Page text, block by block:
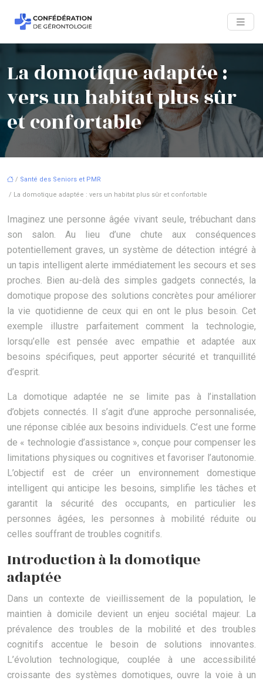
La domotique adaptée :
vers un habitat plus sûr
et confortable
/ Santé des Seniors et PMR
/ La domotique adaptée : vers un habitat plus sûr et confortable
Imaginez une personne âgée vivant seule, trébuchant dans
son salon. Au lieu d’une chute aux conséquences
potentiellement graves, un système de détection intégré à
un tapis intelligent alerte immédiatement les secours et ses
proches. Bien au-delà des simples gadgets connectés, la
domotique propose des solutions concrètes pour améliorer
la vie quotidienne de ceux qui en ont le plus besoin. Cet
exemple illustre parfaitement comment la technologie,
lorsqu’elle est pensée avec empathie et adaptée aux
besoins spécifiques, peut apporter sécurité et tranquillité
d’esprit.
La domotique adaptée ne se limite pas à l’installation
d’objets connectés. Il s’agit d’une approche personnalisée,
une réponse ciblée aux besoins individuels. C’est une forme
de « technologie d’assistance », conçue pour compenser les
limitations physiques ou cognitives et favoriser l’autonomie.
L’objectif est de créer un environnement domestique
intelligent qui anticipe les besoins, simplifie les tâches et
garantit la sécurité des occupants, en particulier les
personnes âgées, les personnes à mobilité réduite ou
celles souffrant de troubles cognitifs.
Introduction à la domotique
adaptée
Dans un contexte de vieillissement de la population, le
maintien à domicile devient un enjeu sociétal majeur. La
prévalence des troubles de la mobilité et des troubles
cognitifs accentue le besoin de solutions innovantes.
L’évolution technologique, couplée à une accessibilité
croissante des systèmes domotiques, ouvre la voie à un